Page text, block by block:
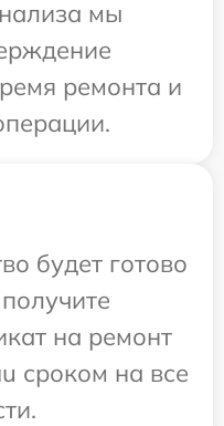
мы
ремонта и
будет готово
на ремонт
сроком на все